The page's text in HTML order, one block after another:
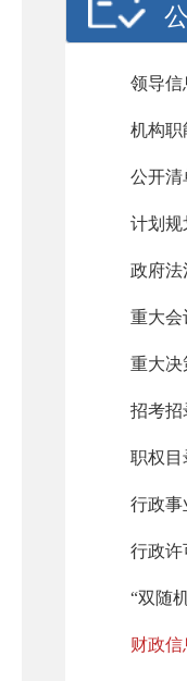
领导信
机构职
公开清
计划规
政府法
重大会
重大决
招考招
职权目
行政事
行政许
“双随
财政信